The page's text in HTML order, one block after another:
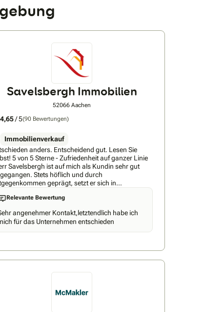
Savelsbergh Immobilien
52066 Aachen
4,65/ 5(90 Bewertungen)
Immobilienverkauf
anders. Entscheidend gut. Lesen Sie
auf ganzer Linie
Savelsbergh ist auf mich als Kundin sehr gut
Stets höflich und durch
geprägt, setzt er sich in
Weise von der sonst in der Branche
"Macher-Manier" ab. Die unkonventionelle
werden. Im Gegenteil: Im Hintergrund und
mich unsichtbar hat Herr Savelsbergh die
Besichtigungstermine organisiert -
Nerven schonend für mich. Das schätze
ehrlich. Er hat eine Chance gesehen, die
Aufgrund des Preisniveaus ist dies nicht
Relevante Bewertung
angenehmer Kontakt,letztendlich habe ich
für das Unternehmen entschieden